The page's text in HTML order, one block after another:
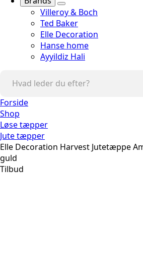
Villeroy & Boch
Ted Baker
Elle Decoration
Hanse home
Ayyildiz Hali
Forside
Shop
Løse tæpper
Jute tæpper
Elle Decoration Harvest Jutetæppe
guld
Tilbud